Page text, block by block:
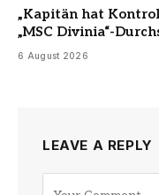
„Kapitän hat
„MSC Divinia“-
6 August 2026
LEAVE A REPLY